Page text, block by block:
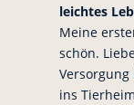
leichtes
Meine
schön.
ins